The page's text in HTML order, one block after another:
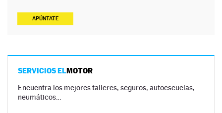
APÚNTATE
SERVICIOS ELMOTOR
Encuentra los mejores talleres, seguros, autoescuelas,
neumáticos…